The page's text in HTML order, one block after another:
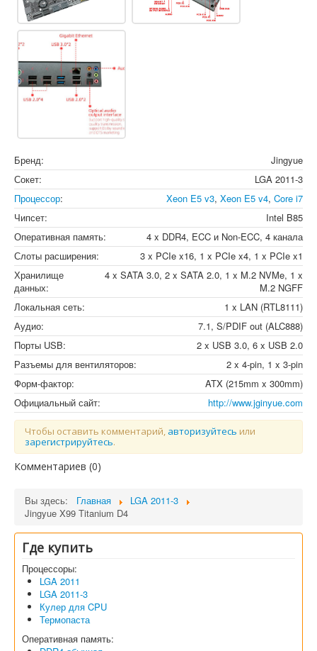
Бренд:
Jingyue
Сокет:
LGA 2011-3
Процессор: Xeon E5 v3, Xeon E5 v4, Core i7
Чипсет:
Intel B85
Оперативная память:
4 x DDR4, ECC и Non-ECC, 4 канала
Слоты расширения:
3 x PCIe x16, 1 x PCIe x4, 1 x PCIe x1
Хранилище
данных:
4 x SATA 3.0, 2 x SATA 2.0, 1 x M.2 NVMe, 1 x
M.2 NGFF
Локальная сеть:
1 x LAN (RTL8111)
Аудио:
7.1, S/PDIF out (ALC888)
Порты USB:
2 x USB 3.0, 6 x USB 2.0
Разъемы для вентиляторов:
2 x 4-pin, 1 x 3-pin
Форм-фактор:
ATX (215mm x 300mm)
Официальный сайт:
http://www.jginyue.com
Чтобы оставить комментарий, авторизуйтесь или
зарегистрируйтесь.
Комментариев (0)
Вы здесь: Главная
LGA 2011-3
Jingyue X99 Titanium D4
Где купить
Процессоры:
LGA 2011
LGA 2011-3
Кулер для CPU
Термопаста
Оперативная память: